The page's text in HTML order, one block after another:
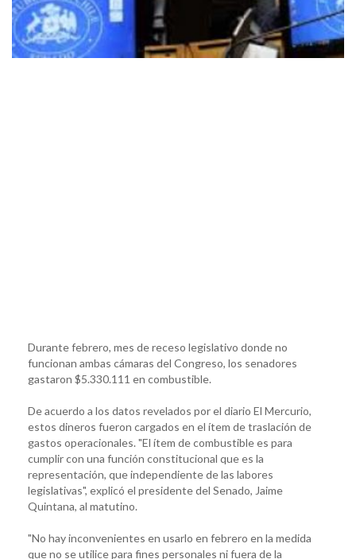
Durante febrero, mes de receso legislativo donde no
funcionan ambas cámaras del Congreso, los senadores
gastaron $5.330.111 en combustible.
De acuerdo a los datos revelados por el diario El Mercurio,
estos dineros fueron cargados en el ítem de traslación de
gastos operacionales. "El ítem de combustible es para
cumplir con una función constitucional que es la
representación, que independiente de las labores
legislativas", explicó el presidente del Senado, Jaime
Quintana, al matutino.
"No hay inconvenientes en usarlo en febrero en la medida
que no se utilice para fines personales ni fuera de la